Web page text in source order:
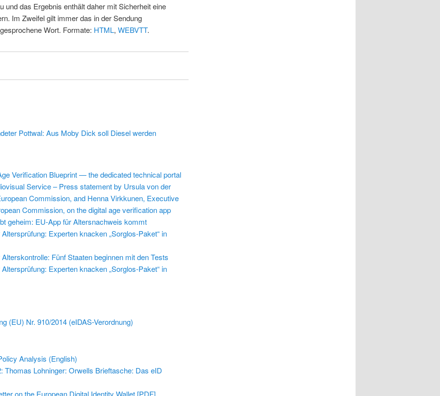
und das Ergebnis enthält daher mit Sicherheit eine
Im Zweifel gilt immer das in der Sendung
Wort. Formate: HTML, WEBVTT.
Pottwal: Aus Moby Dick soll Diesel werden
Verification Blueprint — the dedicated technical portal
Service – Press statement by Ursula von der
Commission, and Henna Virkkunen, Executive
Commission, on the digital age verification app
geheim: EU-App für Altersnachweis kommt
Experten knacken „Sorglos-Paket“ in
Fünf Staaten beginnen mit den Tests
Experten knacken „Sorglos-Paket“ in
(EU) Nr. 910/2014 (eIDAS-Verordnung)
Analysis (English)
Thomas Lohninger: Orwells Brieftasche: Das eID
on the European Digital Identity Wallet [PDF]